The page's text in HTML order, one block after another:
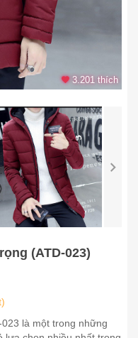
3.201 thích
(ATD-023)
là một trong những